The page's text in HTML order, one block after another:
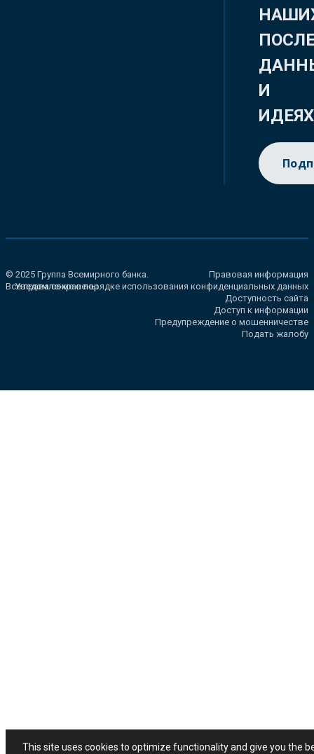
И
ИДЕЯХ
© 2025 Группа Всемирного банка.
Все права сохранены.
Правовая информация
Уведомление о порядке использования конфиденциальных данных
Доступность сайта
Доступ к информации
Предупреждение о мошенничестве
Подать жалобу
This site uses cookies to optimize functionality and give you the